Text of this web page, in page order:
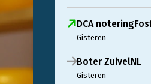
DCA
Gisteren
Boter ZuivelNL
Gisteren